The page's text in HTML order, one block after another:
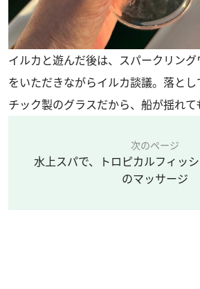
イルカと遊んだ後は、スパークリン
をいただきながらイルカ談議。落と
チック製のグラスだから、船が揺れて
次のページ
水上スパで、トロピカルフィッ
のマッサージ